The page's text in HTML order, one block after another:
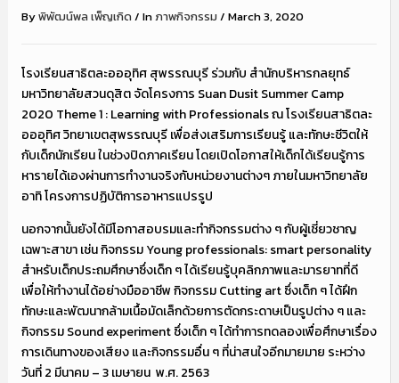
Byพิพัฒน์พล เพ็ญเกิด / Inภาพกิจกรรม / March 3, 2020
โรงเรียนสาธิตละอออุทิศ สุพรรณบุรี ร่วมกับ สำนักบริหารกลยุทธ์
มหาวิทยาลัยสวนดุสิต จัดโครงการ Suan Dusit Summer Camp
2020 Theme 1 : Learning with Professionals ณ โรงเรียนสาธิตละ
อออุทิศ วิทยาเขตสุพรรณบุรี เพื่อส่งเสริมการเรียนรู้ และทักษะชีวิตให้
กับเด็กนักเรียน ในช่วงปิดภาคเรียน โดยเปิดโอกาสให้เด็กได้เรียนรู้การ
หารายได้เองผ่านการทำงานจริงกับหน่วยงานต่างๆ ภายในมหาวิทยาลัย
อาทิ โครงการปฏิบัติการอาหารแปรรูป
นอกจากนั้นยังได้มีโอกาสอบรมและทำกิจกรรมต่าง ๆ กับผู้เชี่ยวชาญ
เฉพาะสาขา เช่น กิจกรรม Young professionals: smart personality
สำหรับเด็กประถมศึกษาซึ่งเด็ก ๆ ได้เรียนรู้บุคลิกภาพและมารยาทที่ดี
เพื่อให้ทำงานได้อย่างมืออาชีพ กิจกรรม Cutting art ซึ่งเด็ก ๆ ได้ฝึก
ทักษะและพัฒนากล้ามเนื้อมัดเล็กด้วยการตัดกระดาษเป็นรูปต่าง ๆ และ
กิจกรรม Sound experiment ซึ่งเด็ก ๆ ได้ทำการทดลองเพื่อศึกษาเรื่อง
การเดินทางของเสียง และกิจกรรมอื่น ๆ ที่น่าสนใจอีกมายมาย ระหว่าง
วันที่ 2 มีนาคม – 3 เมษายน พ.ศ. 2563